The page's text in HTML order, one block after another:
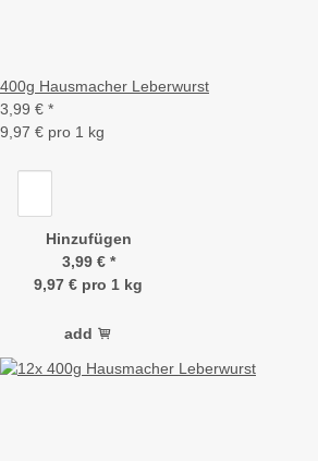
400g Hausmacher Leberwurst
3,99 € *
9,97 € pro 1 kg
Hinzufügen
3,99 € *
9,97 € pro 1 kg
add